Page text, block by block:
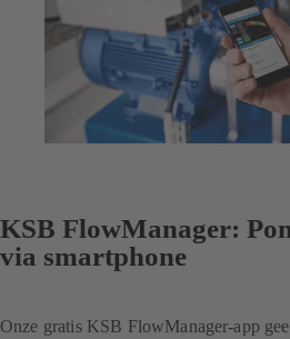
KSB FlowManager:
via smartphone
Onze gratis KSB FlowManager-app